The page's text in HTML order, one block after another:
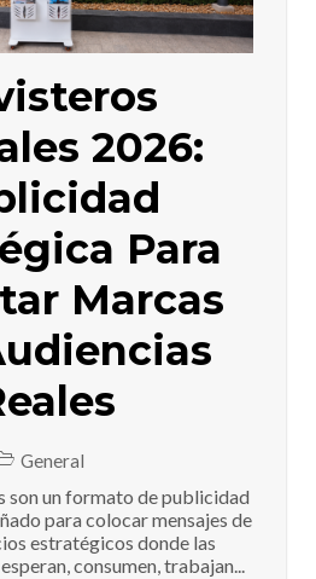
2026:
Para
Marcas
General
son un formato de publicidad
para colocar mensajes de
estratégicos donde las
consumen, trabajan...